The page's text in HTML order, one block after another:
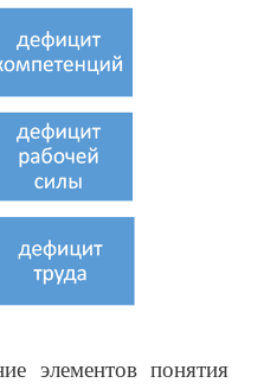
элементов понятия